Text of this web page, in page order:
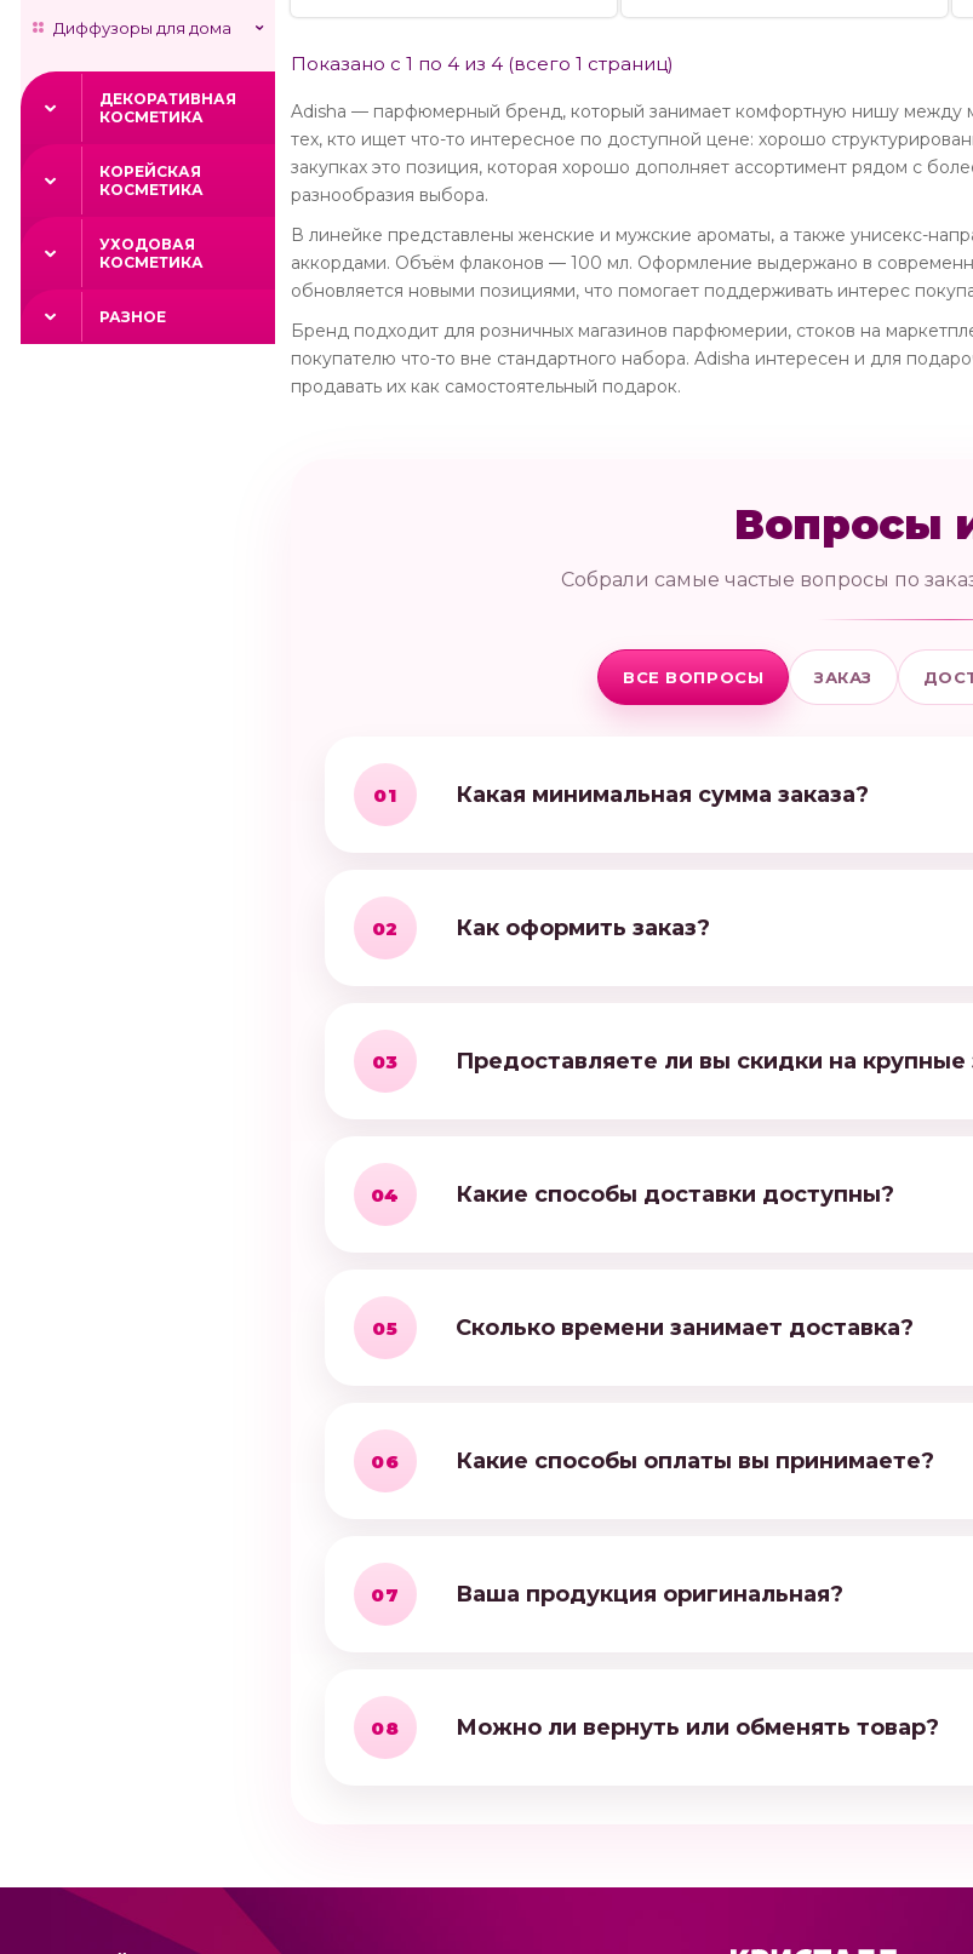
Диффузоры для дома
ДЕКОРАТИВНАЯ
КОСМЕТИКА
КОРЕЙСКАЯ
КОСМЕТИКА
УХОДОВАЯ
КОСМЕТИКА
РАЗНОЕ
Показано с 1 по 4 из 4 (всего 1 страниц)
Adisha — парфюмерный бренд, который занимает комфортную нишу
тех, кто ищет что-то интересное по доступной цене: хорошо
закупках это позиция, которая хорошо дополняет ассортимент рядом с
разнообразия выбора.
В линейке представлены женские и мужские ароматы, а также унисекс-
аккордами. Объём флаконов — 100 мл. Оформление выдержано в
обновляется новыми позициями, что помогает поддерживать интерес
Бренд подходит для розничных магазинов парфюмерии, стоков на
покупателю что-то вне стандартного набора. Adisha интересен и для
продавать их как самостоятельный подарок.
Вопросы
Собрали самые частые вопросы по
ВСЕ ВОПРОСЫ ЗАКАЗ
01 Какая минимальная сумма заказа?
02 Как оформить заказ?
03 Предоставляете ли вы скидки на крупные
04 Какие способы доставки доступны?
05 Сколько времени занимает доставка?
06 Какие способы оплаты вы принимаете?
07 Ваша продукция оригинальная?
08 Можно ли вернуть или обменять товар?